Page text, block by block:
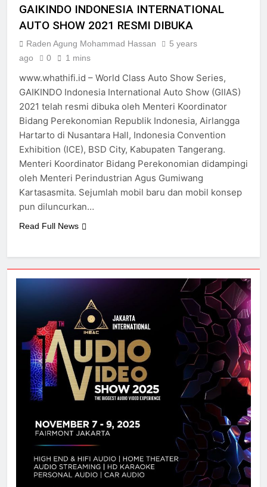
GAIKINDO INDONESIA INTERNATIONAL
AUTO SHOW 2021 RESMI DIBUKA
Raden Agung Mohammad Hassan
5 years
ago
0 1 mins
www.whathifi.id – World Class Auto Show Series,
GAIKINDO Indonesia International Auto Show (GIIAS)
2021 telah resmi dibuka oleh Menteri Koordinator
Bidang Perekonomian Republik Indonesia, Airlangga
Hartarto di Nusantara Hall, Indonesia Convention
Exhibition (ICE), BSD City, Kabupaten Tangerang.
Menteri Koordinator Bidang Perekonomian didampingi
oleh Menteri Perindustrian Agus Gumiwang
Kartasasmita. Sejumlah mobil baru dan mobil konsep
pun diluncurkan…
Read Full News